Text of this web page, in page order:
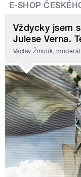
E-SHOP
Vždycky jsem
Julese Verna.
Václav Žmolík,